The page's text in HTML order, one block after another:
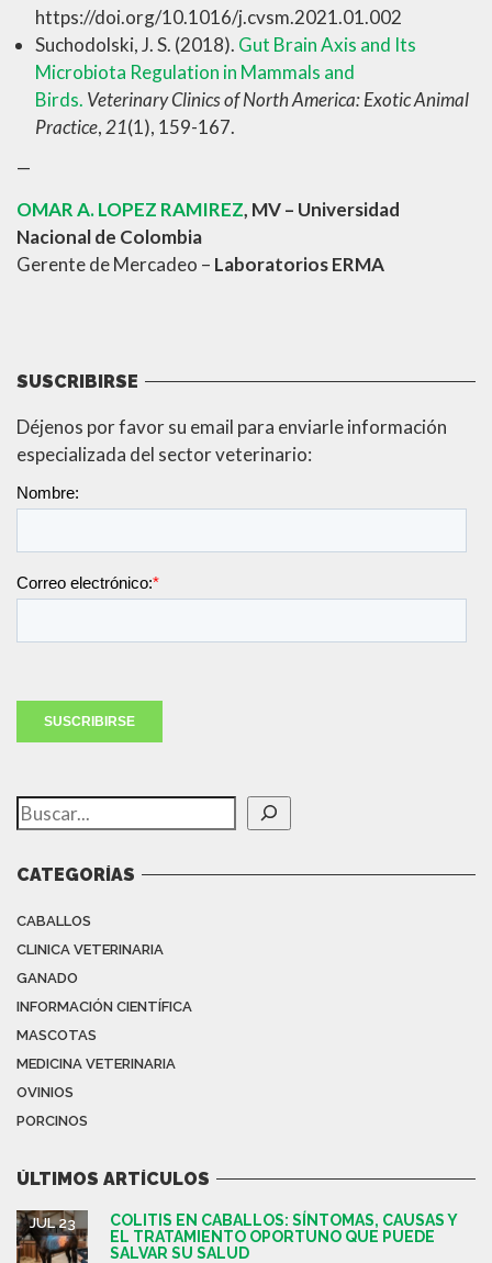
https://doi.org/10.1016/j.cvsm.2021.01.002
Suchodolski, J. S. (2018). Gut Brain Axis and Its
Microbiota Regulation in Mammals and
Birds. Veterinary Clinics of North America: Exotic Animal
Practice, 21(1), 159-167.
—
OMAR A. LOPEZ RAMIREZ, MV – Universidad
Nacional de Colombia
Gerente de Mercadeo – Laboratorios ERMA
SUSCRIBIRSE
Déjenos por favor su email para enviarle información
especializada del sector veterinario:
Buscar
CATEGORÍAS
CABALLOS
CLINICA VETERINARIA
GANADO
INFORMACIÓN CIENTÍFICA
MASCOTAS
MEDICINA VETERINARIA
OVINIOS
PORCINOS
ÚLTIMOS ARTÍCULOS
COLITIS EN CABALLOS: SÍNTOMAS, CAUSAS Y
EL TRATAMIENTO OPORTUNO QUE PUEDE
SALVAR SU SALUD
JUL 23